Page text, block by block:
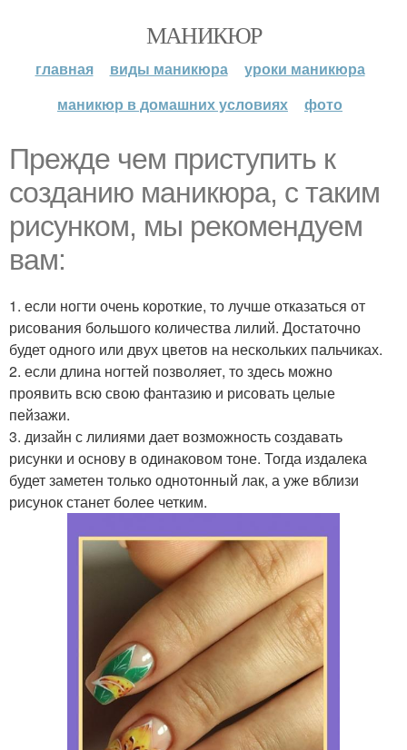
МАНИКЮР
главная виды маникюра
уроки маникюра
маникюр в домашних условиях
фото
Прежде чем приступить к
созданию маникюра, с таким
рисунком, мы рекомендуем
вам:
1. если ногти очень короткие, то лучше отказаться от
рисования большого количества лилий. Достаточно
будет одного или двух цветов на нескольких пальчиках.
2. если длина ногтей позволяет, то здесь можно
проявить всю свою фантазию и рисовать целые
пейзажи.
3. дизайн с лилиями дает возможность создавать
рисунки и основу в одинаковом тоне. Тогда издалека
будет заметен только однотонный лак, а уже вблизи
рисунок станет более четким.